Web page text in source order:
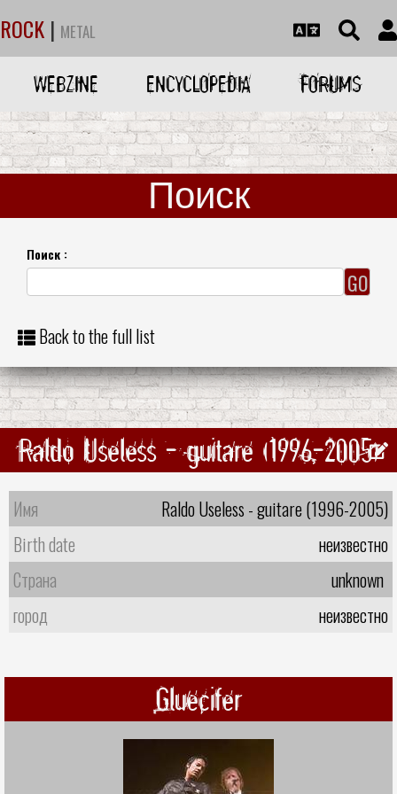
ROCK | METAL
WEBZINE ENCYCLOPEDIA FORUMS
Поиск
Поиск :
Back to the full list
Raldo Useless - guitare (1996-2005)
Имя
Raldo Useless - guitare (1996-2005)
Birth date
неизвестно
Страна
unknown
город
неизвестно
Gluecifer